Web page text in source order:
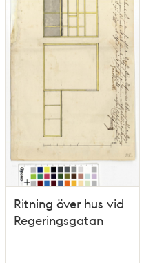
Ritning över hus vid
Regeringsgatan